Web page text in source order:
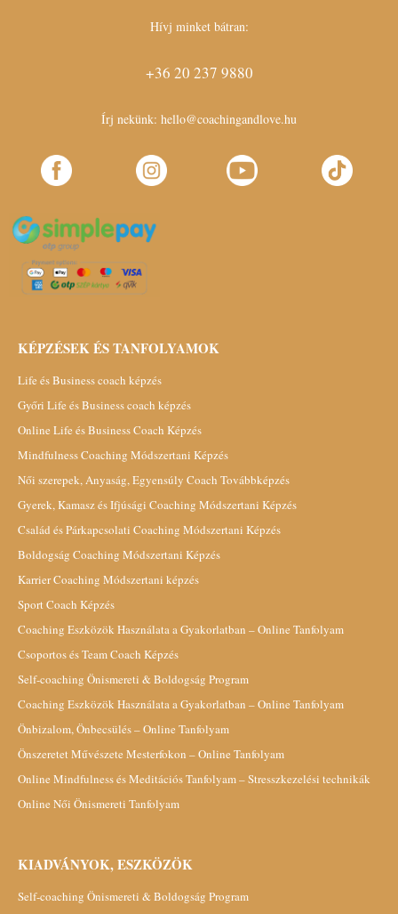
Hívj minket bátran:
+36 20 237 9880
Írj nekünk: hello@coachingandlove.hu
KÉPZÉSEK ÉS TANFOLYAMOK
Life és Business coach képzés
Győri Life és Business coach képzés
Online Life és Business Coach Képzés
Mindfulness Coaching Módszertani Képzés
Női szerepek, Anyaság, Egyensúly Coach Továbbképzés
Gyerek, Kamasz és Ifjúsági Coaching Módszertani Képzés
Család és Párkapcsolati Coaching Módszertani Képzés
Boldogság Coaching Módszertani Képzés
Karrier Coaching Módszertani képzés
Sport Coach Képzés
Coaching Eszközök Használata a Gyakorlatban – Online Tanfolyam
Csoportos és Team Coach Képzés
Self-coaching Önismereti & Boldogság Program
Coaching Eszközök Használata a Gyakorlatban – Online Tanfolyam
Önbizalom, Önbecsülés – Online Tanfolyam
Önszeretet Művészete Mesterfokon – Online Tanfolyam
Online Mindfulness és Meditációs Tanfolyam – Stresszkezelési technikák
Online Női Önismereti Tanfolyam
KIADVÁNYOK, ESZKÖZÖK
Self-coaching Önismereti & Boldogság Program